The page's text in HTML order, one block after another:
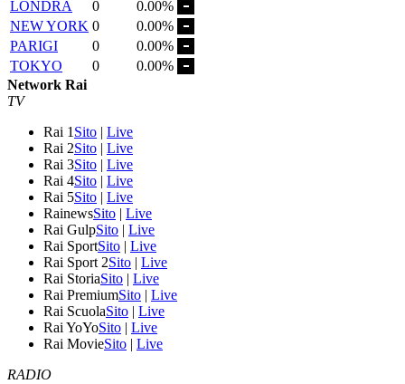
LONDRA
0
0.00%
NEW YORK 0
0.00%
PARIGI
0
0.00%
TOKYO
0
0.00%
Network Rai
TV
Rai 1 Sito | Live
Rai 2Sito | Live
Rai 3Sito | Live
Rai 4Sito | Live
Rai 5Sito | Live
RainewsSito | Live
Rai GulpSito | Live
Rai SportSito | Live
Rai Sport 2Sito | Live
Rai StoriaSito | Live
Rai PremiumSito | Live
Rai ScuolaSito | Live
Rai YoYoSito | Live
Rai MovieSito | Live
RADIO